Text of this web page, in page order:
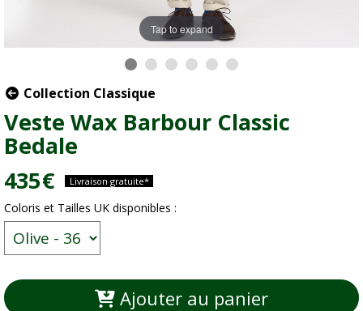
Tap to expand
Collection Classique
Veste Wax Barbour Classic
Bedale
435€ Livraison gratuite*
Coloris et Tailles UK disponibles :
Ajouter au panier